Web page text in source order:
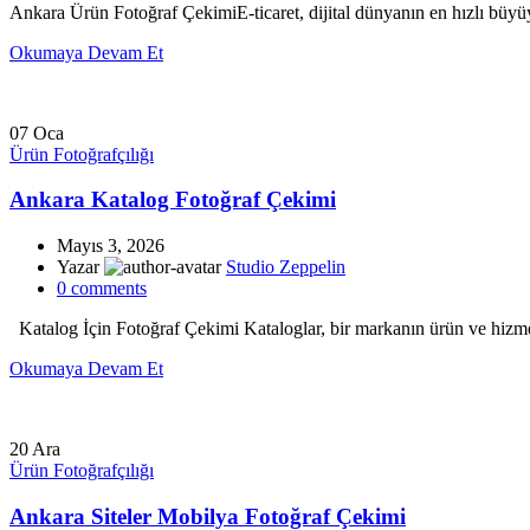
Ankara Ürün Fotoğraf ÇekimiE-ticaret, dijital dünyanın en hızlı
Okumaya Devam Et
07 Oca
Ürün Fotoğrafçılığı
Ankara Katalog Fotoğraf Çekimi
Mayıs 3, 2026
Yazar
Studio Zeppelin
0 comments
Katalog İçin Fotoğraf Çekimi Kataloglar, bir markanın ürün ve
Okumaya Devam Et
20 Ara
Ürün Fotoğrafçılığı
Ankara Siteler Mobilya Fotoğraf Çekimi